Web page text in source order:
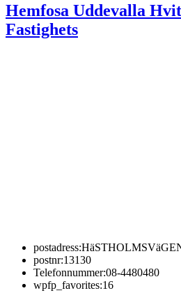
Hemfosa Uddevalla
Fastighets
postadress:
postnr:13130
Telefonnummer:08-4480480
wpfp_favorites:16